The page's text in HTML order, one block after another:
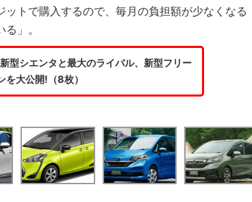
トで購入するので、毎月の負担額が少なくなる
」。
型シエンタと最大のライバル、新型フリー
を大公開!（8枚）